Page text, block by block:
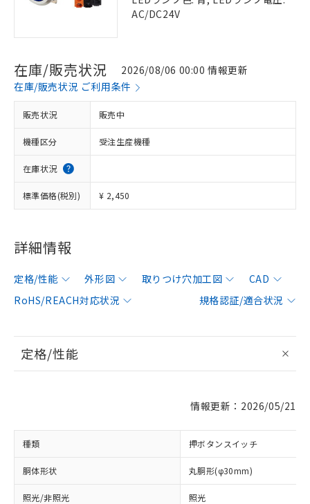
AC/DC24V
在庫/販売状況
2026/08/06 00:00 情報更新
在庫/販売状況 ご利用条件
販売状況 販売中
機種区分 受注生産機種
在庫状況
標準価格(税別) ¥ 2,450
詳細情報
定格/性能 外形図 取りつけ穴加工図
CAD
RoHS/REACH対応状況
規格認証/適合状況
定格/性能
情報更新：2026/05/21
種類 押ボタンスイッチ
胴体形状 丸胴形(φ30mm)
照光/非照光 照光